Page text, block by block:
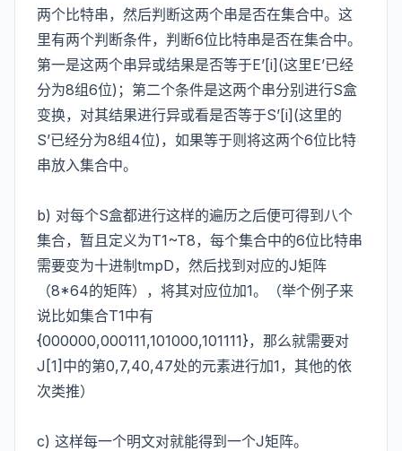
两个比特串，然后判断这两个串是否在集合中。这
里有两个判断条件，判断6位比特串是否在集合中。
第一是这两个串异或结果是否等于E’[i](这里E’已经
分为8组6位)；第二个条件是这两个串分别进行S盒
变换，对其结果进行异或看是否等于S’[i](这里的
S’已经分为8组4位)，如果等于则将这两个6位比特
串放入集合中。
b) 对每个S盒都进行这样的遍历之后便可得到八个
集合，暂且定义为T1~T8，每个集合中的6位比特串
需要变为十进制tmpD，然后找到对应的J矩阵
（8*64的矩阵），将其对应位加1。（举个例子来
说比如集合T1中有
{000000,000111,101000,101111}，那么就需要对
J[1]中的第0,7,40,47处的元素进行加1，其他的依
次类推）
c) 这样每一个明文对就能得到一个J矩阵。